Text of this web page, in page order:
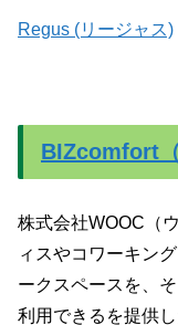
Regus (リージャス)
BIZcomfort
株式会社WOOC（
ィスやコワーキン
ークスペースを、
利用できるを提供